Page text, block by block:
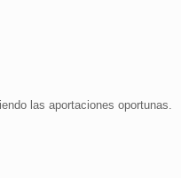
las aportaciones oportunas.